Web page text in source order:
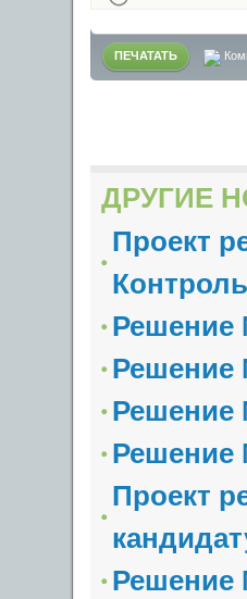
ПЕЧАТАТЬ
ДРУГИЕ
Проект
Решение
Решение
Решение
Решение
Проект
Решение